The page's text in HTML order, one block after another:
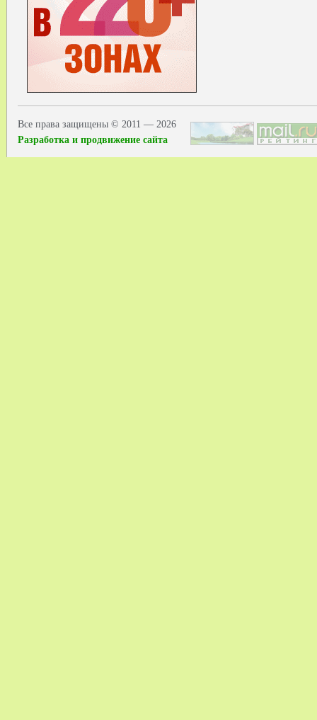
Все права защищены © 2011 — 2026
Разработка и продвижение сайта